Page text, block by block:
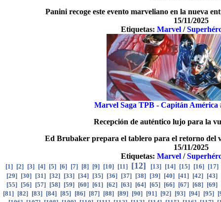
Panini recoge este evento marveliano en la nueva
15/11/2025
Etiquetas:Marvel /
Marvel Saga TPB - Capitán América
Recepción de auténtico lujo para la
Ed Brubaker prepara el tablero para el retorno del
15/11/2025
Etiquetas:Marvel /
[1] [2] [3] [4] [5] [6] [7] [8] [9] [10] [11] [12] [13] [14] [15] [16] [17]
[29] [30] [31] [32] [33] [34] [35] [36] [37] [38] [39] [40] [41] [42] [43]
[55] [56] [57] [58] [59] [60] [61] [62] [63] [64] [65] [66] [67] [68] [69]
[81] [82] [83] [84] [85] [86] [87] [88] [89] [90] [91] [92] [93] [94] [95] [